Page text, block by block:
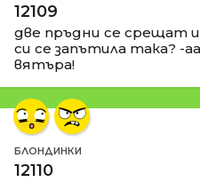
12109
две пръдни се срещат
си се запътила така? -
вятъра!
БЛОНДИНКИ
12110